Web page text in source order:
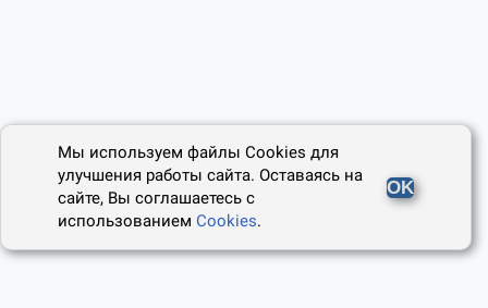
Мы используем файлы Cookies для
улучшения работы сайта. Оставаясь на
сайте, Вы соглашаетесь с
использованиемCookies.
OK